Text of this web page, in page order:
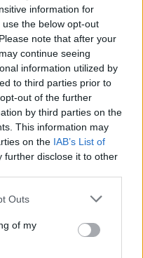
information for
the below opt-out
note that after your
continue seeing
information utilized by
to third parties prior to
out of the further
by third parties on the
This information may
on the IAB’s List of
further disclose it to other
Outs
of my
staje się tutaj
portal. Jesteśmy
temu